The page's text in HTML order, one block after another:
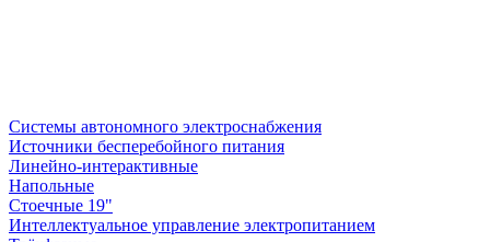
Системы автономного электроснабжения
Источники бесперебойного питания
Линейно-интерактивные
Напольные
Стоечные 19"
Интеллектуальное управление электропитанием